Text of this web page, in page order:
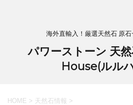
海外直輸入！厳選天然石 原
パワーストーン 天
House(ルル
HOME > 天然石情報 >